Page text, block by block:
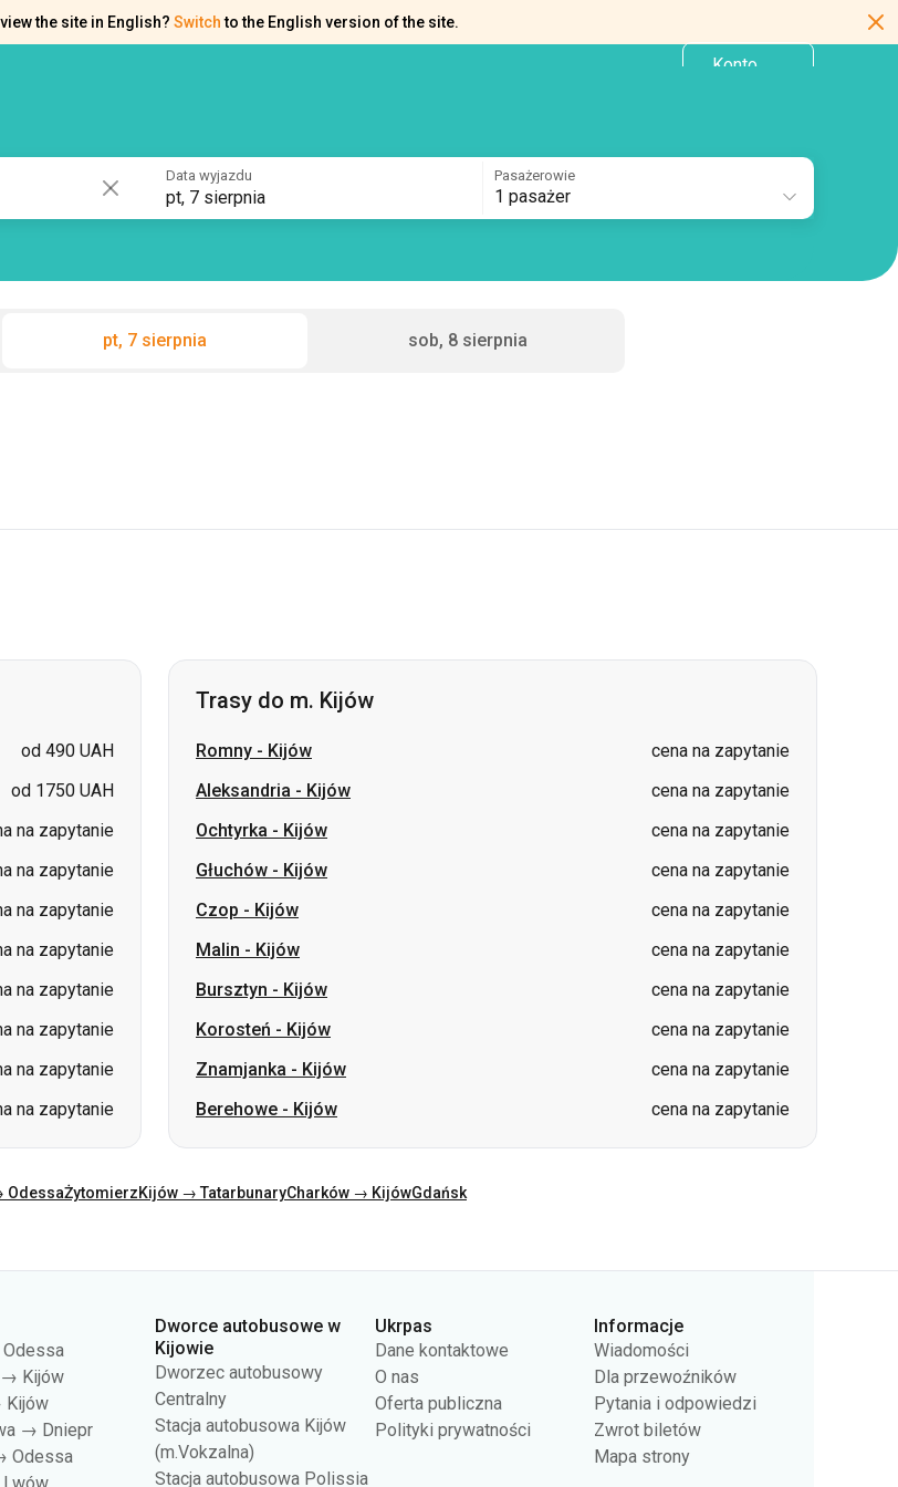
the site in English? Switch to the English version of the site.
Konto
Data wyjazdu
pt, 7 sierpnia
Pasażerowie
1 pasażer
pt, 7 sierpnia sob, 8 sierpnia
od 490 UAH
od 1750 UAH
na zapytanie
na zapytanie
na zapytanie
na zapytanie
na zapytanie
na zapytanie
na zapytanie
na zapytanie
Trasy do m. Kijów
Romny - Kijów
cena na zapytanie
Aleksandria - Kijów
cena na zapytanie
Ochtyrka - Kijów
cena na zapytanie
Głuchów - Kijów
cena na zapytanie
Czop - Kijów
cena na zapytanie
Malin - Kijów
cena na zapytanie
Bursztyn - Kijów
cena na zapytanie
Korosteń - Kijów
cena na zapytanie
Znamjanka - Kijów
cena na zapytanie
Berehowe - Kijów cena na zapytanie
OdessaŻytomierzKijów → TatarbunaryCharków → KijówGdańsk
Kijów
→ Dniepr
Odessa
Dworce autobusowe w
Kijowie
Dworzec autobusowy
Centralny
Stacja autobusowa Kijów
(m.Vokzalna)
Stacja autobusowa Polissia
Ukrpas
Dane kontaktowe
O nas
Oferta publiczna
Polityki prywatności
Informacje
Wiadomości
Dla przewoźników
Pytania i odpowiedzi
Zwrot biletów
Mapa strony